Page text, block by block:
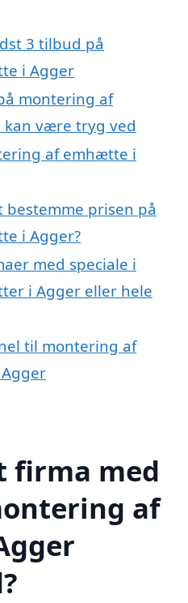
3 tilbud på
i Agger
montering af
være tryg ved
af emhætte i
bestemme prisen på
i Agger?
med speciale i
i Agger eller hele
til montering af
firma med
af